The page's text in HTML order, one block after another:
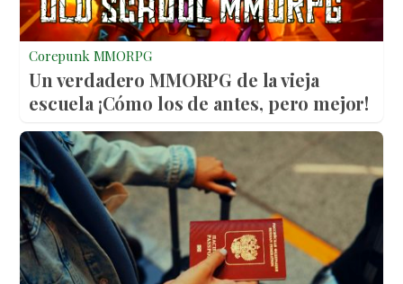
Corepunk MMORPG
Un verdadero MMORPG de la vieja
escuela ¡Cómo los de antes, pero mejor!